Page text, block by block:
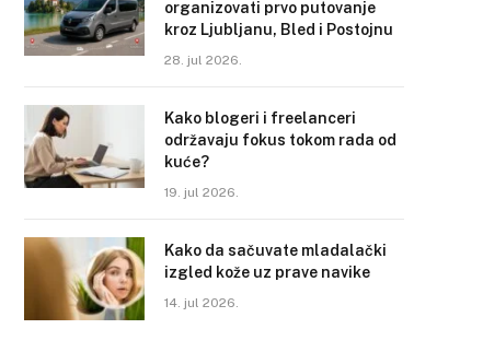
organizovati prvo putovanje
kroz Ljubljanu, Bled i Postojnu
28. jul 2026.
Kako blogeri i freelanceri
održavaju fokus tokom rada od
kuće?
19. jul 2026.
Kako da sačuvate mladalački
izgled kože uz prave navike
14. jul 2026.